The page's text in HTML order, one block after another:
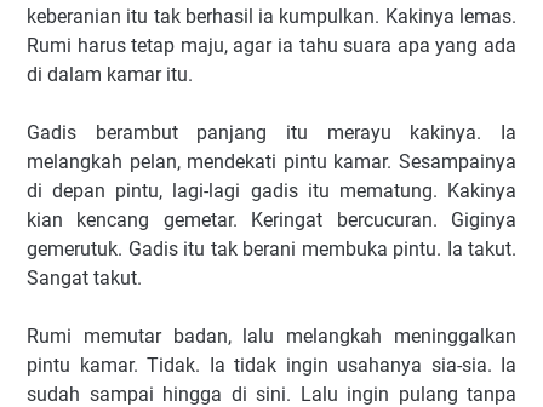
keberanian itu tak berhasil ia kumpulkan. Kakinya lemas.
Rumi harus tetap maju, agar ia tahu suara apa yang ada
di dalam kamar itu.
Gadis berambut panjang itu merayu kakinya. Ia
melangkah pelan, mendekati pintu kamar. Sesampainya
di depan pintu, lagi-lagi gadis itu mematung. Kakinya
kian kencang gemetar. Keringat bercucuran. Giginya
gemerutuk. Gadis itu tak berani membuka pintu. Ia takut.
Sangat takut.
Rumi memutar badan, lalu melangkah meninggalkan
pintu kamar. Tidak. Ia tidak ingin usahanya sia-sia. Ia
sudah sampai hingga di sini. Lalu ingin pulang tanpa